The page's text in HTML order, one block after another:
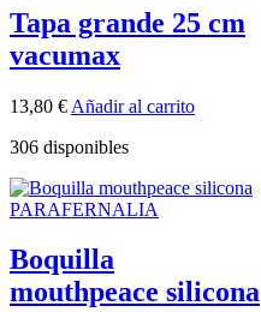
Tapa grande 25 cm
vacumax
13,80 € Añadir al carrito
306 disponibles
PARAFERNALIA
Boquilla
mouthpeace silicona